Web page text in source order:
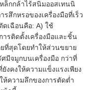
ล็กกล้าไร้สนิมออสเทนนิ
สึกหรอของเครื่องมือที่เร็ว
ดเฉือนคือ: A) ใช้
ารติดตั้งเครื่องมือและชิ้น
ที่สุดโดยทำให้ส่วนขยาย
มีจมูกบนเครื่องมือ กว่าที่
คงให้ความแข็งแรงเพียง
ห้ความลึกของการตัดต่ำ